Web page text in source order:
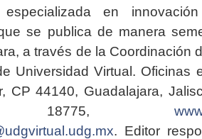
especializada en
se publica de manera
a través de la Coordinación
Universidad Virtual. Oficinas
CP 44140, Guadalajara,
18775,
. Editor